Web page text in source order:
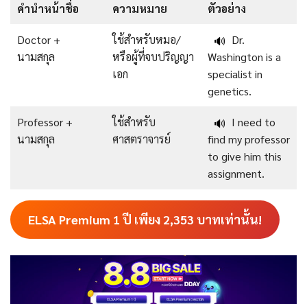
คำนำหน้าชื่อ ความหมาย ตัวอย่าง
Doctor +
นามสกุล
ใช้สำหรับหมอ/
หรือผู้ที่จบปริญญา
เอก
🔊 Dr.
Washington is a
specialist in
genetics.
Professor +
นามสกุล
ใช้สำหรับ
ศาสตราจารย์
🔊 I need to
find my professor
to give him this
assignment.
ELSA Premium 1 ปี เพียง2,353 บาทเท่านั้น!